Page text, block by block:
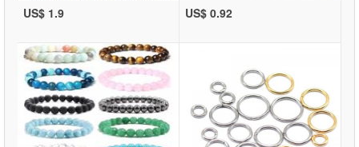
US$ 1.9 US$ 0.92